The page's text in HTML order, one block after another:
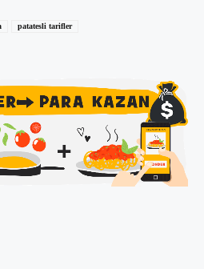
patatesli tarifler